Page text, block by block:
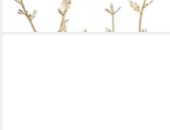
54,99 €
lieferbar - in 2-3 Werktagen bei dir